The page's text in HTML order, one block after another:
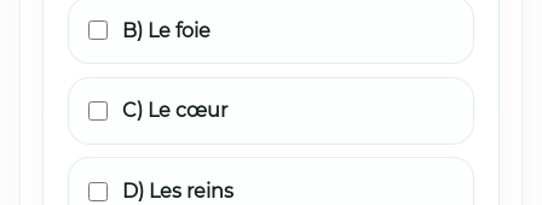
B) Le foie
C) Le cœur
D) Les reins